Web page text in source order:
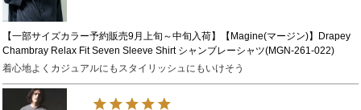
【一部サイズカラー予約販売9月上旬～中旬入荷】【Magine(マージン)】Drapey
Chambray Relax Fit Seven Sleeve Shirt シャンブレーシャツ(MGN-261-022)
着心地よくカジュアルにもスタイリッシュにもいけそう